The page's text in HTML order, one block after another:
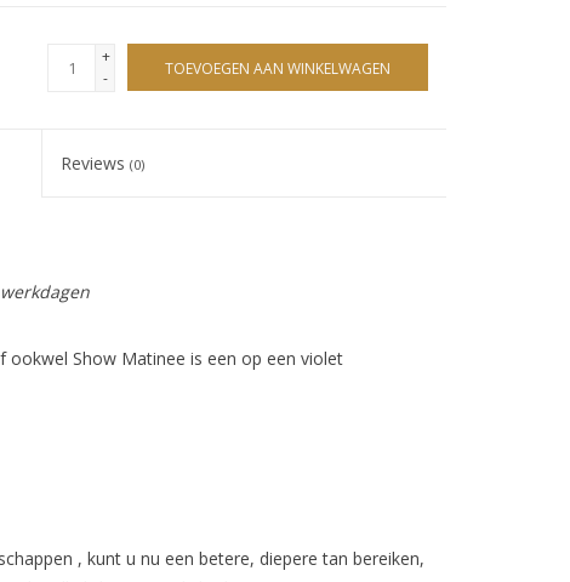
+
-
TOEVOEGEN AAN WINKELWAGEN
Reviews(0)
ookwel Show Matinee is een op een violet
, kunt u nu een betere, diepere tan bereiken,